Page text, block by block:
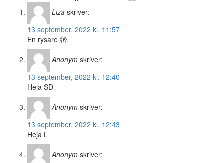
Liza skriver:
13 september, 2022 kl. 11:57
En rysare 🫣.
Anonym skriver:
13 september, 2022 kl. 12:40
Heja SD
Anonym skriver:
13 september, 2022 kl. 12:43
Heja L
Anonym skriver: